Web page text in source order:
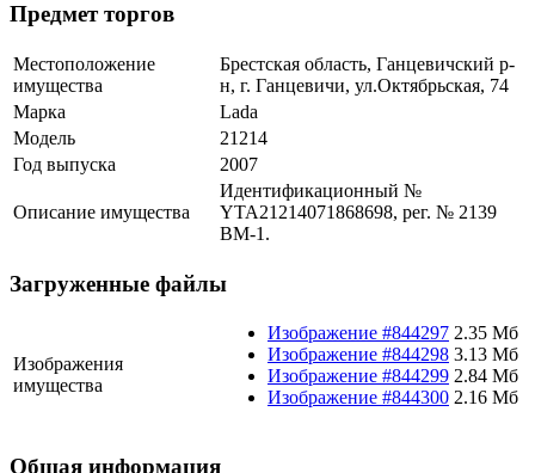
Предмет торгов
Местоположение
имущества
Брестская область, Ганцевичский р-
н, г. Ганцевичи, ул.Октябрьская, 74
Марка
Lada
Модель
21214
Год выпуска
2007
Описание имущества
Идентификационный №
YTA21214071868698, рег. № 2139
ВМ-1.
Загруженные файлы
Изображения
имущества
Изображение #844297 2.35 Мб
Изображение #844298 3.13 Мб
Изображение #844299 2.84 Мб
Изображение #844300 2.16 Мб
Общая информация